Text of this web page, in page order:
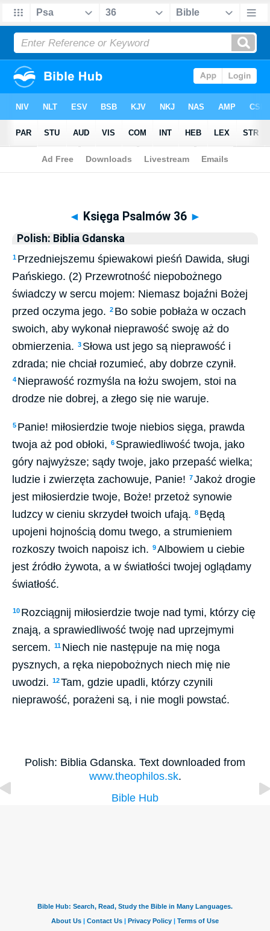
>Polish: Biblia Gdanska > Księga Psalmów 36
◄ Księga Psalmów 36 ►
Polish: Biblia Gdanska
1 Przedniejszemu śpiewakowi pieśń Dawida, sługi
Pańskiego. (2) Przewrotność niepobożnego
świadczy w sercu mojem: Niemasz bojaźni Bożej
przed oczyma jego. 2 Bo sobie pobłaża w oczach
swoich, aby wykonał nieprawość swoję aż do
obmierzenia. 3 Słowa ust jego są nieprawość i
zdrada; nie chciał rozumieć, aby dobrze czynił.
4 Nieprawość rozmyśla na łożu swojem, stoi na
drodze nie dobrej, a złego się nie waruje.
5 Panie! miłosierdzie twoje niebios sięga, prawda
twoja aż pod obłoki, 6 Sprawiedliwość twoja, jako
góry najwyższe; sądy twoje, jako przepaść wielka;
ludzie i zwierzęta zachowuje, Panie! 7Jakoż drogie
jest miłosierdzie twoje, Boże! przetoż synowie
ludzcy w cieniu skrzydeł twoich ufają. 8 Będą
upojeni hojnością domu twego, a strumieniem
rozkoszy twoich napoisz ich. 9Albowiem u ciebie
jest źródło żywota, a w światłości twojej oglądamy
światłość.
10 Rozciągnij miłosierdzie twoje nad tymi, którzy cię
znają, a sprawiedliwość twoję nad uprzejmymi
sercem. 11 Niech nie następuje na mię noga
pysznych, a ręka niepobożnych niech mię nie
uwodzi. 12Tam, gdzie upadli, którzy czynili
nieprawość, porażeni są, i nie mogli powstać.
Polish: Biblia Gdanska. Text downloaded from
www.theophilos.sk.
Bible Hub